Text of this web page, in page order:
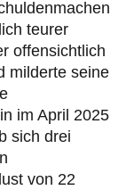
teurer
offensichtlich
milderte seine
im April 2025
sich drei
von 22